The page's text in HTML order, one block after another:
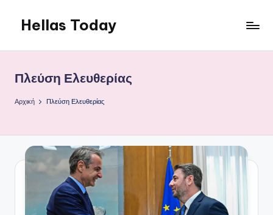
Μετάβαση
περιεχόμενο
Hellas Today
Πλεύση Ελευθερίας
Αρχική Πλεύση Ελευθερίας